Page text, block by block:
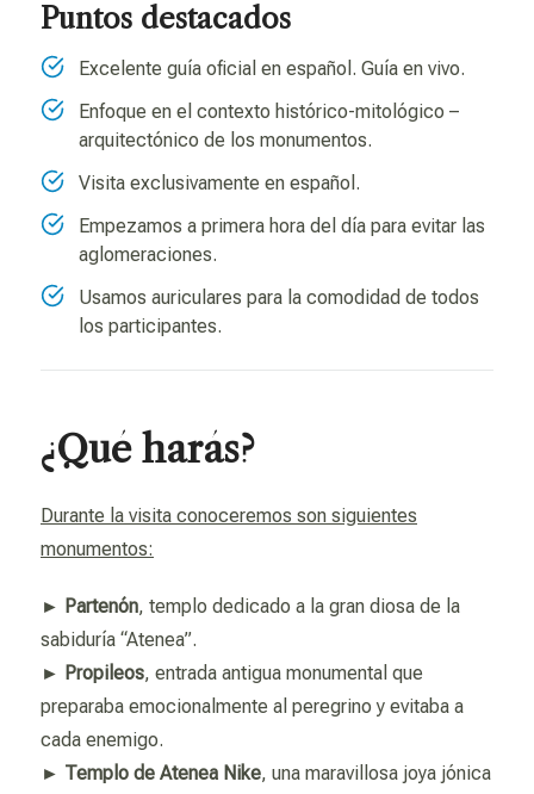
Puntos destacados
Excelente guía oficial en español. Guía en vivo.
Enfoque en el contexto histórico-mitológico –
arquitectónico de los monumentos.
Visita exclusivamente en español.
Empezamos a primera hora del día para evitar las
aglomeraciones.
Usamos auriculares para la comodidad de todos
los participantes.
¿Qué harás?
Durante la visita conoceremos son siguientes
monumentos:
► Partenón, templo dedicado a la gran diosa de la
sabiduría “Atenea”.
► Propileos, entrada antigua monumental que
preparaba emocionalmente al peregrino y evitaba a
cada enemigo.
► Templo de Atenea Nike, una maravillosa joya jónica